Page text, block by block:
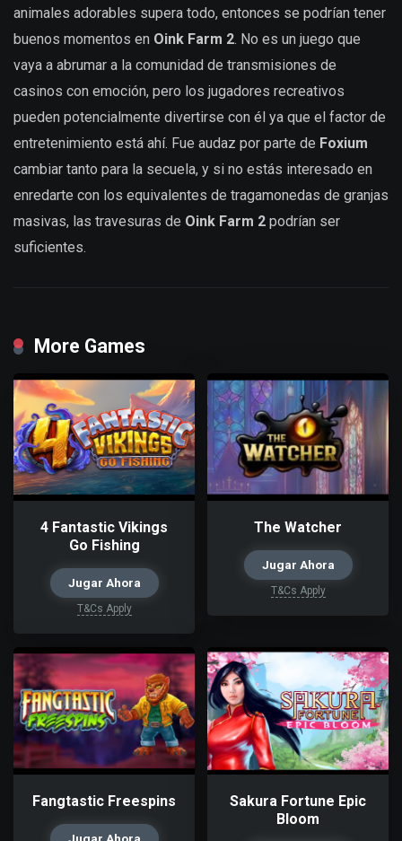
animales adorables supera todo, entonces se podrían tener
buenos momentos en Oink Farm 2. No es un juego que
vaya a abrumar a la comunidad de transmisiones de
casinos con emoción, pero los jugadores recreativos
pueden potencialmente divertirse con él ya que el factor de
entretenimiento está ahí. Fue audaz por parte de Foxium
cambiar tanto para la secuela, y si no estás interesado en
enredarte con los equivalentes de tragamonedas de granjas
masivas, las travesuras de Oink Farm 2 podrían ser
suficientes.
More Games
4 Fantastic Vikings
Go Fishing
Jugar Ahora
T&Cs Apply
The Watcher
Jugar Ahora
T&Cs Apply
Fangtastic Freespins
Sakura Fortune Epic
Bloom